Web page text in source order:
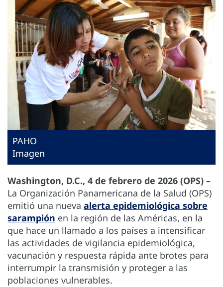
PAHO
Imagen
Washington, D.C., 4 de febrero de 2026 (OPS) –
La Organización Panamericana de la Salud (OPS)
emitió una nueva alerta epidemiológica sobre
sarampión en la región de las Américas, en la
que hace un llamado a los países a intensificar
las actividades de vigilancia epidemiológica,
vacunación y respuesta rápida ante brotes para
interrumpir la transmisión y proteger a las
poblaciones vulnerables.